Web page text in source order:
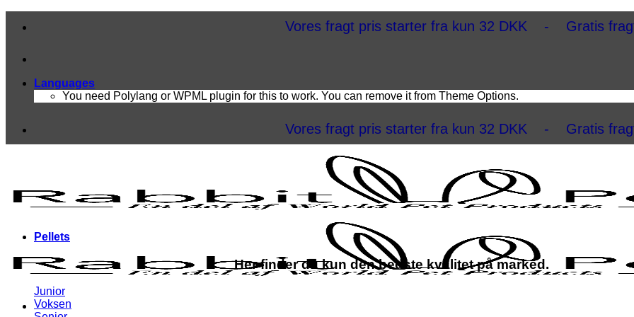
Vores fragt pris starter fra kun 32 DKK - Gratis fragt ved køb over
Languages
You need Polylang or WPML plugin for this to work. You can remove it from Theme Options.
Vores fragt pris starter fra kun 32 DKK - Gratis fragt ved køb over
Pellets
Her finder du kun den bedste kvalitet på marked.
Junior
Voksen